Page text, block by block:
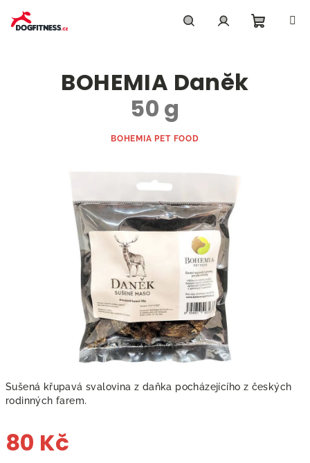
obsah
Sušená křupavá svalovina z daňka pocházejícího z českých
rodinných farem.
80 Kč
BOHEMIA Daněk
50 g
BOHEMIA PET FOOD